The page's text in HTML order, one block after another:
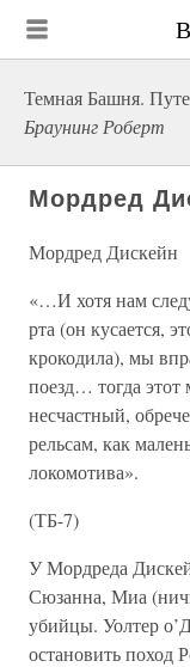
Темная Башня.
Браунинг Роберт
Мордред
Мордред Дискейн
«…И хотя нам
рта (он кусается,
крокодила), мы
поезд… тогда
несчастный,
рельсам, как
локомотива».
(ТБ-7)
У Мордреда
Сюзанна, Миа
убийцы. Уолтер
остановить поход